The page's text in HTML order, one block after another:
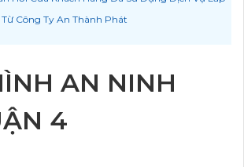
Công Ty An Thành Phát
AN NINH
4